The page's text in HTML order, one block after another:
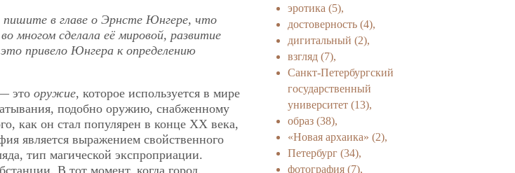
пишите в главе о Эрнсте Юнгере, что
многом сделала её мировой, развитие
привело Юнгера к определению
это оружие, которое используется в мире
подобно оружию, снабженному
как он стал популярен в конце ХХ века,
является выражением свойственного
тип магической экспроприации.
эротика (5),
достоверность (4),
дигитальный (2),
взгляд (7),
Санкт-Петербургский
государственный
университет (13),
образ (38),
«Новая архаика» (2),
Петербург (34),
фотография (7),